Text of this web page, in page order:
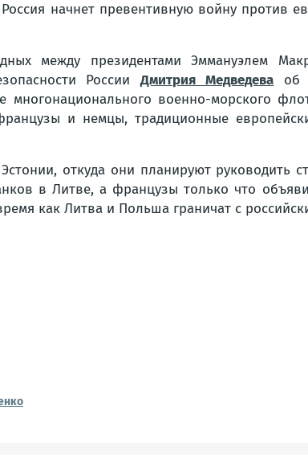
начнет превентивную войну против
между президентами Эммануэлем
РоссииДмитрия Медведева об
многонационального военно-морского
и немцы, традиционные
откуда они планируют руководить
в Литве, а французы только что
как Литва и Польша граничат с